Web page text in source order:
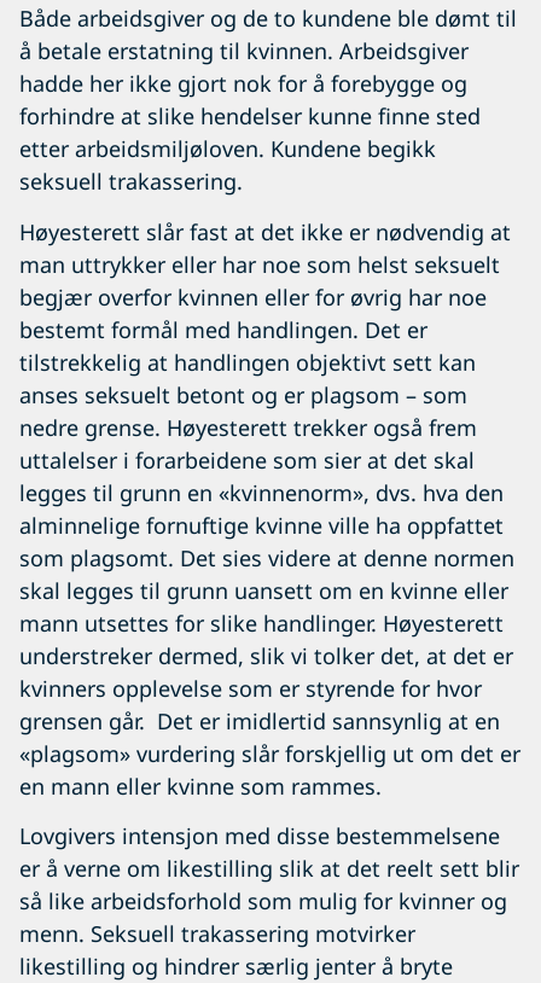
Både arbeidsgiver og de to kundene ble dømt til
å betale erstatning til kvinnen. Arbeidsgiver
hadde her ikke gjort nok for å forebygge og
forhindre at slike hendelser kunne finne sted
etter arbeidsmiljøloven. Kundene begikk
seksuell trakassering.
Høyesterett slår fast at det ikke er nødvendig at
man uttrykker eller har noe som helst seksuelt
begjær overfor kvinnen eller for øvrig har noe
bestemt formål med handlingen. Det er
tilstrekkelig at handlingen objektivt sett kan
anses seksuelt betont og er plagsom – som
nedre grense. Høyesterett trekker også frem
uttalelser i forarbeidene som sier at det skal
legges til grunn en «kvinnenorm», dvs. hva den
alminnelige fornuftige kvinne ville ha oppfattet
som plagsomt. Det sies videre at denne normen
skal legges til grunn uansett om en kvinne eller
mann utsettes for slike handlinger. Høyesterett
understreker dermed, slik vi tolker det, at det er
kvinners opplevelse som er styrende for hvor
grensen går. Det er imidlertid sannsynlig at en
«plagsom» vurdering slår forskjellig ut om det er
en mann eller kvinne som rammes.
Lovgivers intensjon med disse bestemmelsene
er å verne om likestilling slik at det reelt sett blir
så like arbeidsforhold som mulig for kvinner og
menn. Seksuell trakassering motvirker
likestilling og hindrer særlig jenter å bryte